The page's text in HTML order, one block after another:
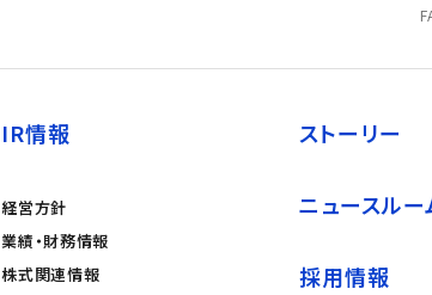
IR情報
経営方針
業績・財務情報
株式関連情報
ストーリー
ニュースルー
採用情報